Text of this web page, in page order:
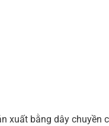
xuất bằng dây